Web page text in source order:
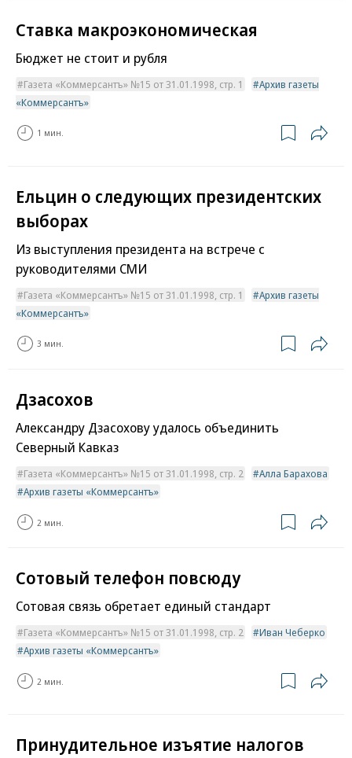
Ставка макроэкономическая
Бюджет не стоит и рубля
Газета «Коммерсантъ» №15 от 31.01.1998, стр. 1
Архив газеты
«Коммерсантъ»
1 мин.
Ельцин о следующих президентских
выборах
Из выступления президента на встрече с
руководителями СМИ
Газета «Коммерсантъ» №15 от 31.01.1998, стр. 1
Архив газеты
«Коммерсантъ»
3 мин.
Дзасохов
Александру Дзасохову удалось объединить
Северный Кавказ
Газета «Коммерсантъ» №15 от 31.01.1998, стр. 2
Алла Барахова
Архив газеты «Коммерсантъ»
2 мин.
Сотовый телефон повсюду
Сотовая связь обретает единый стандарт
Газета «Коммерсантъ» №15 от 31.01.1998, стр. 2
Иван Чеберко
Архив газеты «Коммерсантъ»
2 мин.
Принудительное изъятие налогов